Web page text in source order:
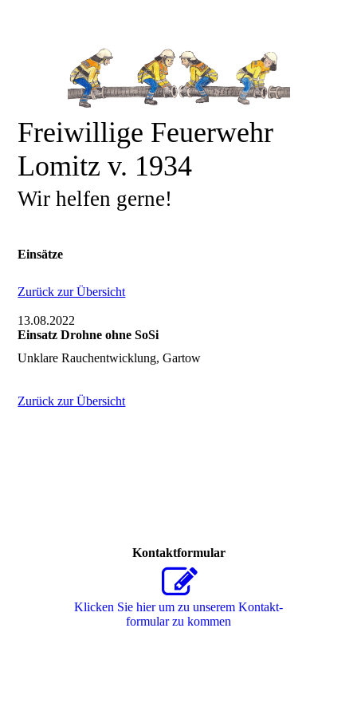
Freiwillige Feuerwehr
Lomitz v. 1934
Wir helfen gerne!
Einsätze
Zurück zur Übersicht
13.08.2022
Einsatz Drohne ohne SoSi
Unklare Rauchentwicklung, Gartow
Zurück zur Übersicht
Kontaktformular
Klicken Sie hier um zu unserem Kon­takt­
for­mu­lar zu kommen